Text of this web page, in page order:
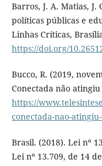
Barros, J. A. Matias, J.
políticas públicas e
Linhas Críticas,
https://doi.org/
Bucco, R. (2019,
Conectada não
https://
conectada-nao-
Brasil. (2018). Lei nº
Lei nº 13.709, de 14